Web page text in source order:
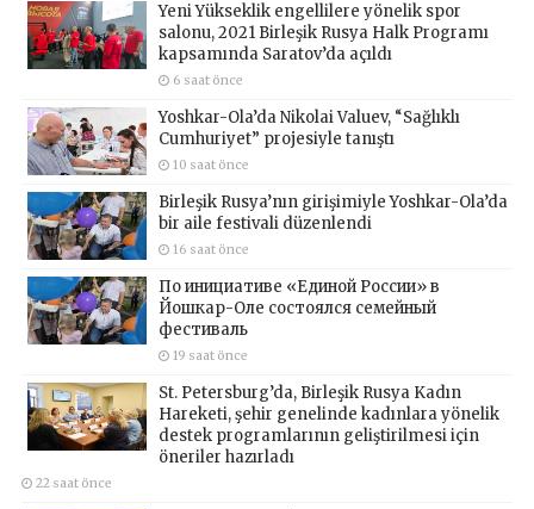
Yeni Yükseklik engellilere yönelik spor
salonu, 2021 Birleşik Rusya Halk Programı
kapsamında Saratov’da açıldı
6 saat önce
Yoshkar-Ola’da Nikolai Valuev, “Sağlıklı
Cumhuriyet” projesiyle tanıştı
10 saat önce
Birleşik Rusya’nın girişimiyle Yoshkar-Ola’da
bir aile festivali düzenlendi
16 saat önce
По инициативе «Единой России» в
Йошкар-Оле состоялся семейный
фестиваль
19 saat önce
St. Petersburg’da, Birleşik Rusya Kadın
Hareketi, şehir genelinde kadınlara yönelik
destek programlarının geliştirilmesi için
öneriler hazırladı
22 saat önce